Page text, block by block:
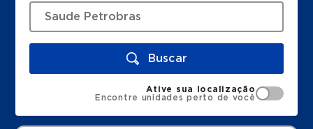
Buscar
Ative sua localização
Encontre unidades perto de você